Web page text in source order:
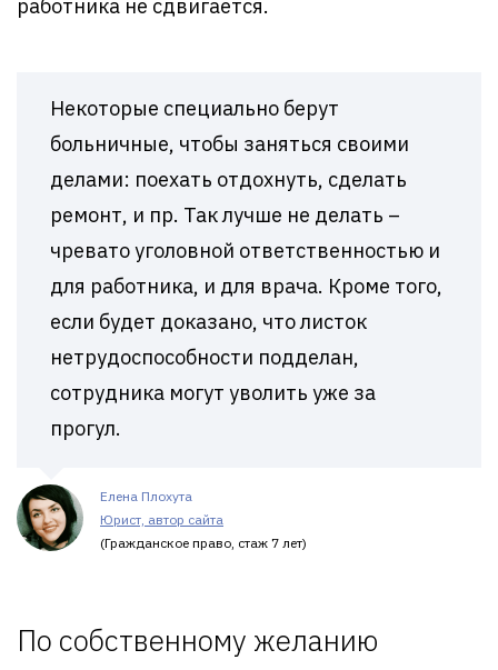
работника не сдвигается.
Некоторые специально берут
больничные, чтобы заняться своими
делами: поехать отдохнуть, сделать
ремонт, и пр. Так лучше не делать –
чревато уголовной ответственностью и
для работника, и для врача. Кроме того,
если будет доказано, что листок
нетрудоспособности подделан,
сотрудника могут уволить уже за
прогул.
Елена Плохута
Юрист, автор сайта
(Гражданское право, стаж 7 лет)
По собственному желанию